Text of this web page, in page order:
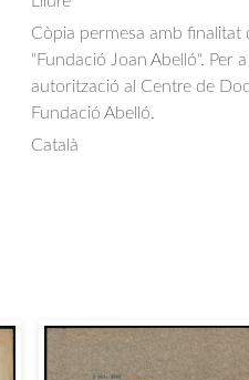
Còpia permesa amb
"Fundació Joan Abelló". Per
autorització al Centre de
Fundació Abelló.
Català